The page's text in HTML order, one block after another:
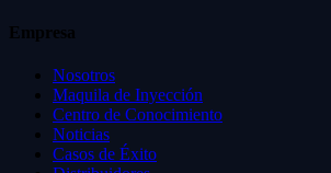
Empresa
Nosotros
Maquila de Inyección
Centro de Conocimiento
Noticias
Casos de Éxito